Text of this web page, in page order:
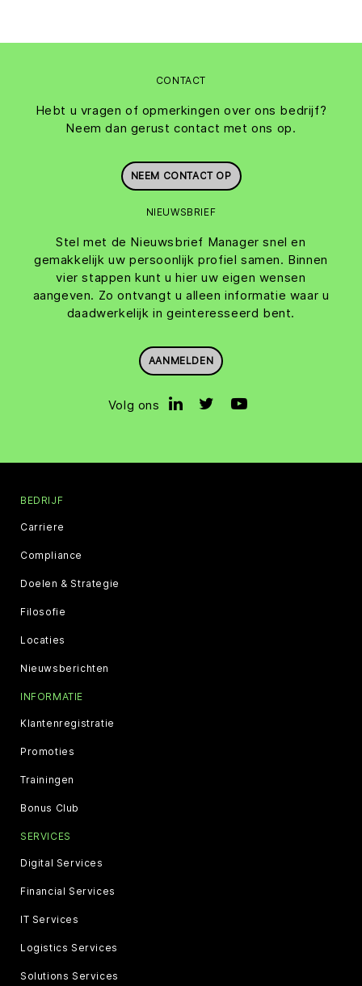
CONTACT
Hebt u vragen of opmerkingen over ons bedrijf?
Neem dan gerust contact met ons op.
NEEM CONTACT OP
NIEUWSBRIEF
Stel met de Nieuwsbrief Manager snel en
gemakkelijk uw persoonlijk profiel samen. Binnen
vier stappen kunt u hier uw eigen wensen
aangeven. Zo ontvangt u alleen informatie waar u
daadwerkelijk in geinteresseerd bent.
AANMELDEN
Volg ons
BEDRIJF
Carriere
Compliance
Doelen & Strategie
Filosofie
Locaties
Nieuwsberichten
INFORMATIE
Klantenregistratie
Promoties
Trainingen
Bonus Club
SERVICES
Digital Services
Financial Services
IT Services
Logistics Services
Solutions Services